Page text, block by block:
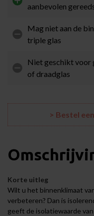
aanbevolen
Mag niet aan de
triple glas
Niet geschikt voor
of draadglas
> Bestel
Korte uitleg
Wilt u het binnenklimaat
verbeteren? Dan is
geeft de isolatiewaarde